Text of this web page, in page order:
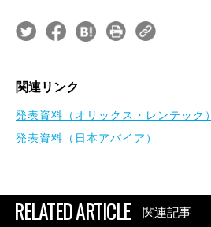
関連リンク
発表資料（オリックス・レンテック）
発表資料（日本アバイア）
RELATED ARTICLE 関連記事